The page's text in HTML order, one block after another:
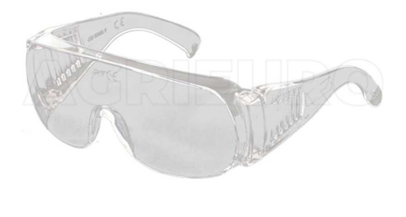
Philips
Pramac
Prismafood
R.G.V.
Rato